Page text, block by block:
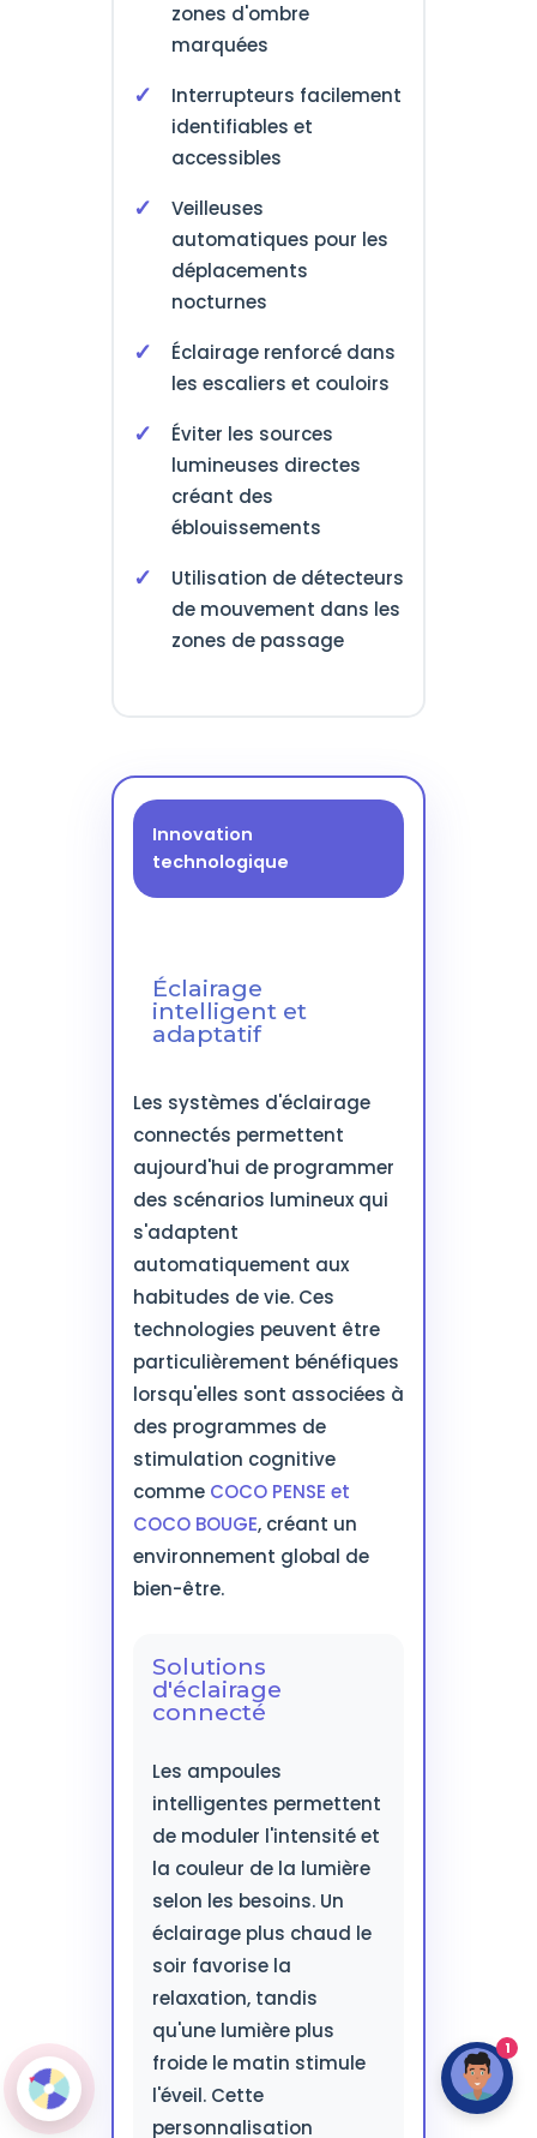
zones d'ombre
marquées
Interrupteurs facilement
identifiables et
accessibles
Veilleuses
automatiques pour les
déplacements
nocturnes
Éclairage renforcé dans
les escaliers et couloirs
Éviter les sources
lumineuses directes
créant des
éblouissements
Utilisation de détecteurs
de mouvement dans les
zones de passage
Innovation
technologique
Éclairage
intelligent et
adaptatif
Les systèmes d'éclairage
connectés permettent
aujourd'hui de programmer
des scénarios lumineux qui
s'adaptent
automatiquement aux
habitudes de vie. Ces
technologies peuvent être
particulièrement bénéfiques
lorsqu'elles sont associées à
des programmes de
stimulation cognitive
comme COCO PENSE et
COCO BOUGE, créant un
environnement global de
bien-être.
Solutions
d'éclairage
connecté
Les ampoules
intelligentes permettent
de moduler l'intensité et
la couleur de la lumière
selon les besoins. Un
éclairage plus chaud le
soir favorise la
relaxation, tandis
qu'une lumière plus
froide le matin stimule
l'éveil. Cette
personnalisation
1